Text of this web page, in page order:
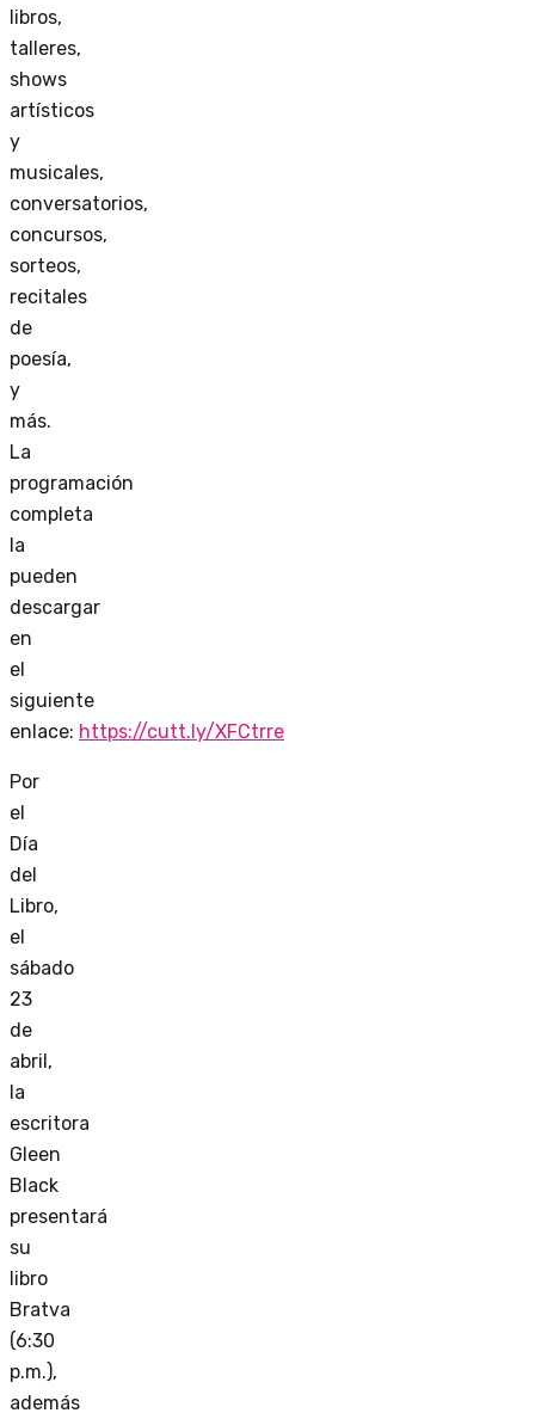
libros,
talleres,
shows
artísticos
y
musicales,
conversatorios,
concursos,
sorteos,
recitales
de
poesía,
y
más.
La
programación
completa
la
pueden
descargar
en
el
siguiente
enlace: https://cutt.ly/XFCtrre
Por
el
Día
del
Libro,
el
sábado
23
de
abril,
la
escritora
Gleen
Black
presentará
su
libro
Bratva
(6:30
p.m.),
además